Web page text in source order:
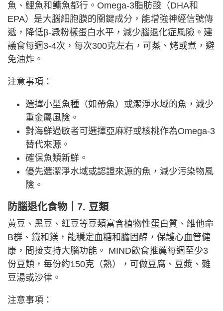
魚、鯉魚和鳙魚都行。Omega-3脂肪酸（DHA和
EPA）是大腦細胞膜的關鍵成分，能增強神經信號傳
遞，降低β-澱粉樣蛋白水平，減少腦退化症風險。建
議食每週3-4次，每次300克左右，可蒸、烤或煮，避
免油炸。
注意事項：
選擇小型魚種（如帶魚）或潔淨水域的魚，減少
重金屬風險。
對海鮮過敏者可選擇亞麻籽或核桃作為Omega-3
替代來源。
確保魚類新鮮。
優先選潔淨水域或認證來源的魚，減少污染物風
險。
防腦退化食物｜7. 豆類
黃豆、黑豆、紅豆等豆類富含植物性蛋白質、維他命
B群、鐵和鎂，能穩定血糖和膽固醇，保護心血管健
康，間接支持大腦功能。 MIND飲食推薦每週至少3
份豆類，每份約150克（熟），可做豆腐、豆漿、雜
豆湯或沙律。
注意事項：